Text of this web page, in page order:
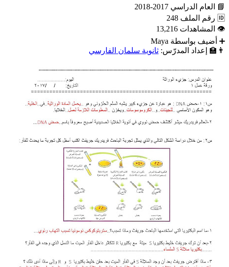
📘 العام الدراسي 2017-2018
🆔 رقم الملف 248
👁 المشاهدات 13,216
➕ أضيف بواسطة Maya
👨‍🏫
إعداد المدرّس: ثانوية سلمان الفارسي